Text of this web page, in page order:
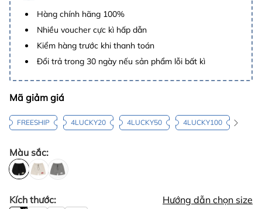
Hàng chính hãng 100%
Nhiều voucher cực kì hấp dẫn
Kiểm hàng trước khi thanh toán
Đổi trả trong 30 ngày nếu sản phẩm lỗi bất kì
Mã giảm giá
FREESHIP 4LUCKY20 4LUCKY50 4LUCKY100
Màu sắc:
Kích thước: Hướng dẫn chọn size